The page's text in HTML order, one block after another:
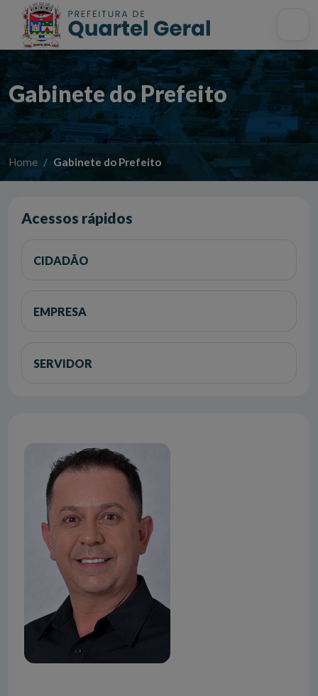
Acessibilidade InícioMapa do site
Gabinete do Prefeito
Home Gabinete do Prefeito
Acessos rápidos
CIDADÃO
EMPRESA
SERVIDOR